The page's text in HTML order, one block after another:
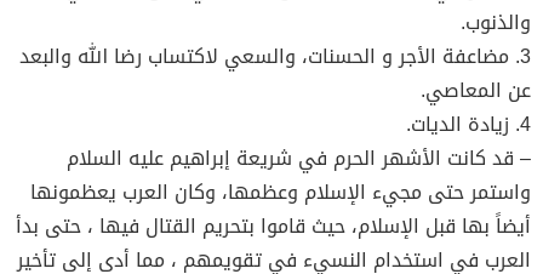
والذنوب.
3. مضاعفة الأجر و الحسنات، والسعي لاكتساب رضا الله والبعد
عن المعاصي.
4. زيادة الديات.
– قد كانت الأشهر الحرم في شريعة إبراهيم عليه السلام
واستمر حتى مجيء الإسلام وعظمها، وكان العرب يعظمونها
أيضاً بها قبل الإسلام، حيث قاموا بتحريم القتال فيها ، حتى بدأ
العرب في استخدام النسيء في تقويمهم ، مما أدى إلى تأخير